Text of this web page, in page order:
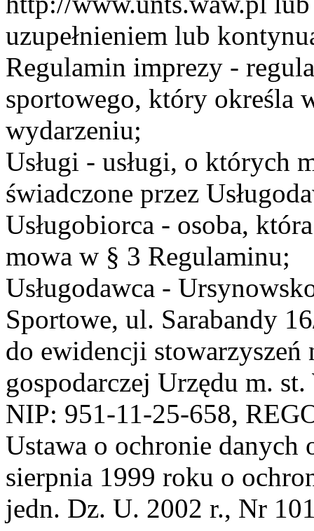
uzupełnieniem lub
Regulamin imprezy -
sportowego, który określa
wydarzeniu;
Usługi - usługi, o których
świadczone przez
Usługobiorca - osoba,
mowa w § 3 Regulaminu;
Usługodawca -
Sportowe, ul. Sarabandy
do ewidencji stowarzyszeń
gospodarczej Urzędu m.
NIP: 951-11-25-658,
Ustawa o ochronie danych
sierpnia 1999 roku o
jedn. Dz. U. 2002 r., Nr